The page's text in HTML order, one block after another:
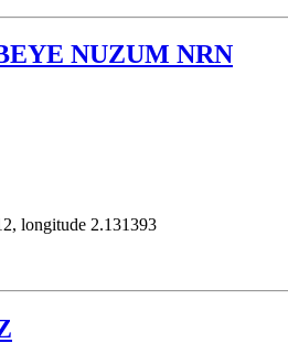
NUZUM NRN
longitude 2.131393